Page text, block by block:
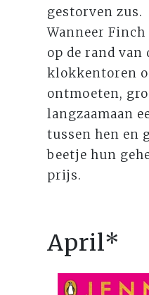
gestorven zus.
Wanneer
op de rand van
klokkentoren
ontmoeten,
langzaamaan
tussen hen en
beetje hun
prijs.
April*